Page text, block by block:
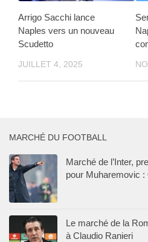
Arrigo Sacchi lance
Naples vers un nouveau
Scudetto
JUILLET 4, 2025
MARCHÉ DU FOOTBALL
Marché de l’Inter,
pour Muharemovic :
Le marché de la
à Claudio Ranieri